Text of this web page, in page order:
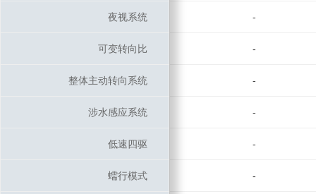
夜视系统 -
可变转向比 -
整体主动转向系统 -
涉水感应系统 -
低速四驱 -
蠕行模式 -
夜视系统
可变转向比
整体主动转向系统
涉水感应系统
低速四驱
蠕行模式